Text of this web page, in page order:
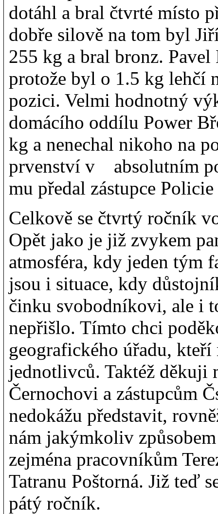
dotáhl a bral čtvrté místo
dobře silově na tom byl
255 kg a bral bronz.
protože byl o 1.5 kg lehčí
pozici. Velmi hodnotný
domácího oddílu Power
kg a nenechal nikoho na
prvenství v absolutním
mu předal zástupce
Celkově se čtvrtý ročník
Opět jako je již zvykem
atmosféra, kdy jeden tým
jsou i situace, kdy
činku svobodníkovi, ale i
nepřišlo. Tímto chci
geografického úřadu,
jednotlivců. Taktéž děkuji
Černochovi a zástupcům
nedokážu představit,
nám jakýmkoliv
zejména pracovníkům
Tatranu Poštorná. Již teď
pátý ročník.